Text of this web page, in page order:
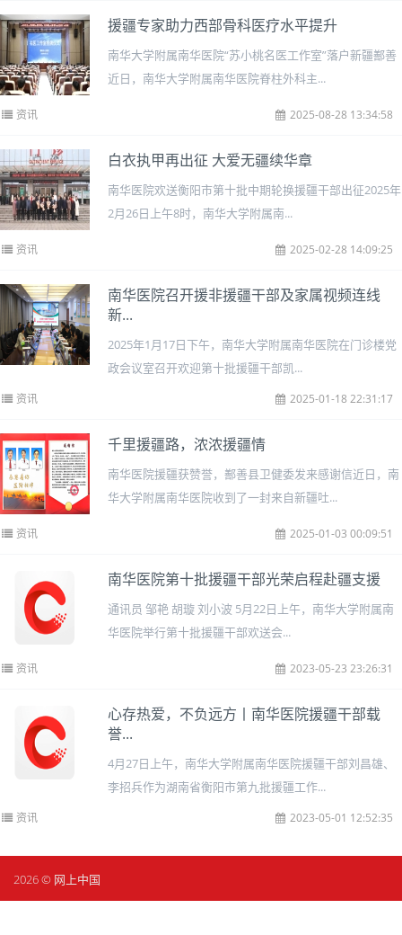
援疆专家助力西部骨科医疗水平提升
南华大学附属南华医院“苏小桃名医工作室”落户新疆鄯善
近日，南华大学附属南华医院脊柱外科主...
资讯 2025-08-28 13:34:58
白衣执甲再出征 大爱无疆续华章
南华医院欢送衡阳市第十批中期轮换援疆干部出征2025年
2月26日上午8时，南华大学附属南...
资讯 2025-02-28 14:09:25
南华医院召开援非援疆干部及家属视频连线
新...
2025年1月17日下午，南华大学附属南华医院在门诊楼党
政会议室召开欢迎第十批援疆干部凯...
资讯 2025-01-18 22:31:17
千里援疆路，浓浓援疆情
南华医院援疆获赞誉，鄯善县卫健委发来感谢信近日，南
华大学附属南华医院收到了一封来自新疆吐...
资讯 2025-01-03 00:09:51
南华医院第十批援疆干部光荣启程赴疆支援
通讯员 邹艳 胡璇 刘小波 5月22日上午，南华大学附属南
华医院举行第十批援疆干部欢送会...
资讯 2023-05-23 23:26:31
心存热爱，不负远方丨南华医院援疆干部载
誉...
4月27日上午，南华大学附属南华医院援疆干部刘昌雄、
李招兵作为湖南省衡阳市第九批援疆工作...
资讯 2023-05-01 12:52:35
2026 © 网上中国